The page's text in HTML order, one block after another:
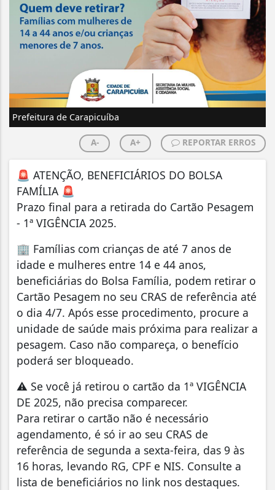
Prefeitura de Carapicuíba
A- A+ REPORTAR ERROS
🚨 ATENÇÃO, BENEFICIÁRIOS DO BOLSA
FAMÍLIA 🚨
Prazo final para a retirada do Cartão Pesagem
- 1ª VIGÊNCIA 2025.
🏢 Famílias com crianças de até 7 anos de
idade e mulheres entre 14 e 44 anos,
beneficiárias do Bolsa Família, podem retirar o
Cartão Pesagem no seu CRAS de referência até
o dia 4/7. Após esse procedimento, procure a
unidade de saúde mais próxima para realizar a
pesagem. Caso não compareça, o benefício
poderá ser bloqueado.
⚠ Se você já retirou o cartão da 1ª VIGÊNCIA
DE 2025, não precisa comparecer.
Para retirar o cartão não é necessário
agendamento, é só ir ao seu CRAS de
referência de segunda a sexta-feira, das 9 às
16 horas, levando RG, CPF e NIS. Consulte a
lista de beneficiários no link nos destaques.